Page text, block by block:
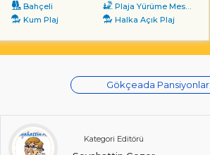
Bahçeli
Plaja Yürüme Mesafesi
Kum Plaj
Halka Açık Plaj
Gökçeada Pansiyonlar
Kategori Editörü